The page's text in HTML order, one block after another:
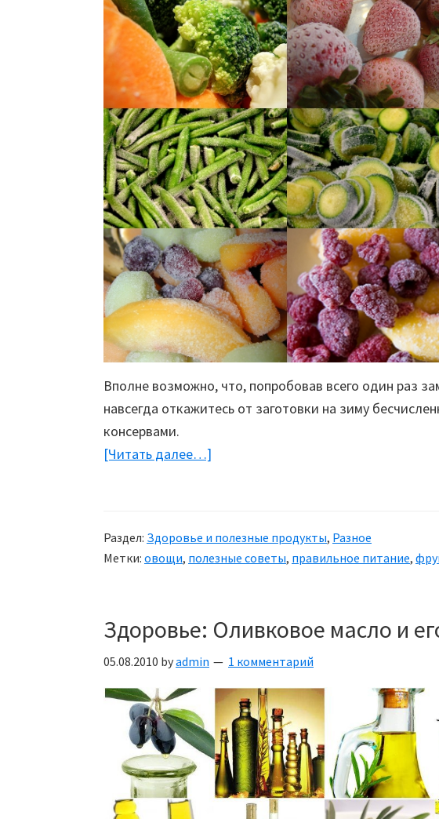
Вполне возможно, что, попробовав всего один раз
навсегда откажитесь от заготовки на зиму
консервами.
[Читать далее…]
фрукты:
Полезные
Раздел: Здоровье и полезные продукты, Разное
Метки: овощи, полезные советы, правильное питание,
Здоровье: Оливковое масло и
05.08.2010 byadmin 1 комментарий